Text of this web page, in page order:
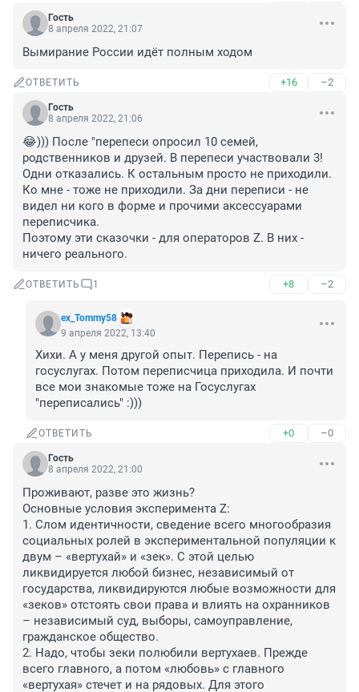
Гость
8 апреля 2022, 21:07
Вымирание России идёт полным ходом
ОТВЕТИТЬ +16 –2
Гость
8 апреля 2022, 21:06
😂))) После "перепеси опросил 10 семей,
родственников и друзей. В перепеси участвовали 3!
Одни отказались. К остальным просто не приходили.
Ко мне - тоже не приходили. За дни переписи - не
видел ни кого в форме и прочими аксессуарами
переписчика.
Поэтому эти сказочки - для операторов Z. В них -
ничего реального.
ОТВЕТИТЬ 1 +8 –2
ex_Tommy58
9 апреля 2022, 13:40
Хихи. А у меня другой опыт. Перепись - на
госуслугах. Потом переписчица приходила. И почти
все мои знакомые тоже на Госуслугах
"переписались" :)))
ОТВЕТИТЬ +0 –0
Гость
8 апреля 2022, 21:00
Проживают, разве это жизнь?
Основные условия эксперимента Z:
1. Слом идентичности, сведение всего многообразия
социальных ролей в экспериментальной популяции к
двум – «вертухай» и «зек». С этой целью
ликвидируется любой бизнес, независимый от
государства, ликвидируются любые возможности для
«зеков» отстоять свои права и влиять на охранников
– независимый суд, выборы, самоуправление,
гражданское общество.
2. Надо, чтобы зеки полюбили вертухаев. Прежде
всего главного, а потом «любовь» с главного
«вертухая» стечет и на рядовых. Для этого